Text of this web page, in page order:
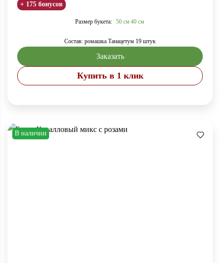
+ 175 бонусов
Размер букета: 50 см 40 см
Состав: ромашка Танацетум 19 штук
Заказать
Купить в 1 клик
В наличии